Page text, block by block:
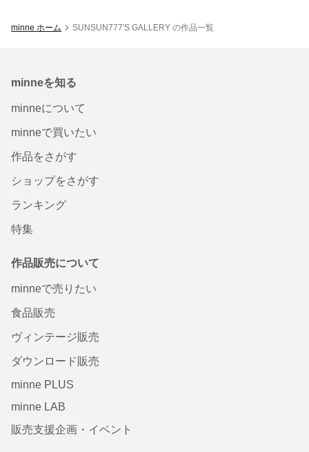
minne ホーム SUNSUN777'S GALLERY の作品一覧
minneを知る
minneについて
minneで買いたい
作品をさがす
ショップをさがす
ランキング
特集
作品販売について
minneで売りたい
食品販売
ヴィンテージ販売
ダウンロード販売
minne PLUS
minne LAB
販売支援企画・イベント